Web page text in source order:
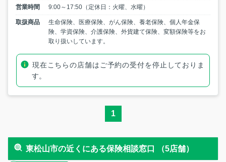
営業時間 9:00～17:50（定休日：火曜、水曜）
取扱商品
生命保険、医療保険、がん保険、養老保険、個人年金保
険、学資保険、介護保険、外貨建て保険、変額保険等をお
取り扱いしています。
現在こちらの店舗はご予約の受付を停止しておりま
す。
1
東松山市の近くにある保険相談窓口 （5店舗）